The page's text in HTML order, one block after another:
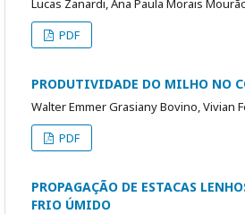
Lucas Zanardi, Ana Paula Morais
PDF
PRODUTIVIDADE DO MILHO NO
Walter Emmer Grasiany Bovino, Vivian
PDF
PROPAGAÇÃO DE ESTACAS
FRIO ÚMIDO